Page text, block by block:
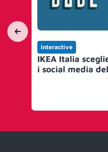
Interactive
IKEA Italia
i social media